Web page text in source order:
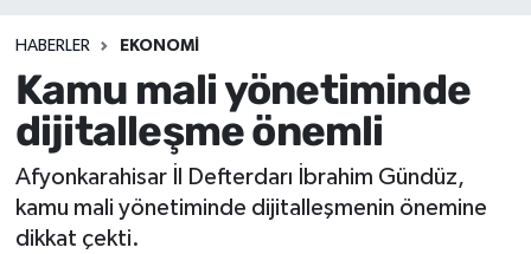
HABERLER EKONOMI
Kamu mali yönetiminde
dijitalleşme önemli
Afyonkarahisar İl Defterdarı İbrahim Gündüz,
kamu mali yönetiminde dijitalleşmenin önemine
dikkat çekti.
Sağlık
Eğitim
Sivil Toplum